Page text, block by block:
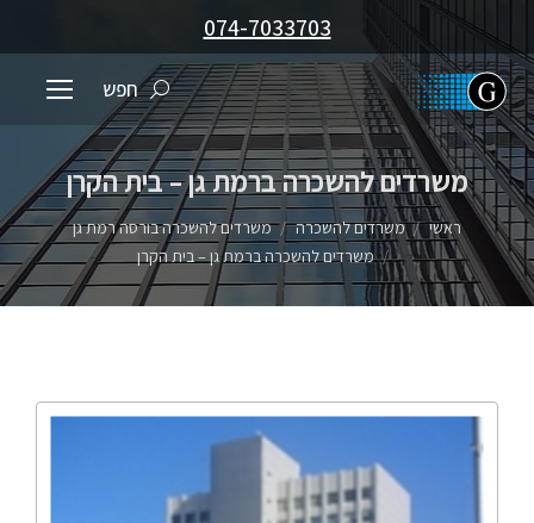
074-7033703
חפש
משרדים להשכרה ברמת גן – בית הקרן
You are here:
ראשי משרדים להשכרה
משרדים להשכרה בורסה רמת גן
משרדים להשכרה ברמת גן – בית הקרן